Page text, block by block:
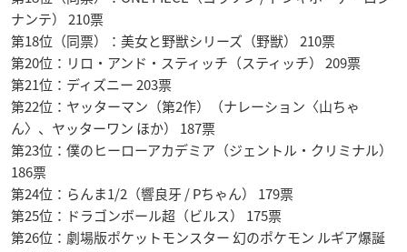
ナンテ） 210票
第18位（同票）：美女と野獣シリーズ（野獣） 210票
第20位：リロ・アンド・スティッチ（スティッチ） 209票
第21位：ディズニー 203票
第22位：ヤッターマン（第2作）（ナレーション〈山ちゃ
ん〉、ヤッターワン ほか） 187票
第23位：僕のヒーローアカデミア（ジェントル・クリミナル）
186票
第24位：らんま1/2（響良牙 / Pちゃん） 179票
第25位：ドラゴンボール超（ビルス） 175票
第26位：劇場版ポケットモンスター 幻のポケモン ルギア爆誕